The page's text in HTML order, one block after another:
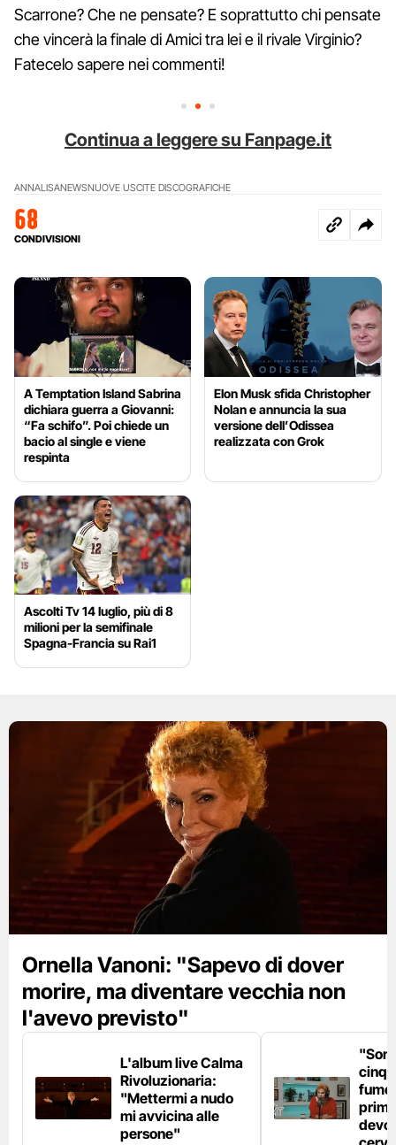
Scarrone? Che ne pensate? E soprattutto chi pensate
che vincerà la finale di Amici tra lei e il rivale Virginio?
Fatecelo sapere nei commenti!
Continua a leggere su Fanpage.it
ANNALISANEWSNUOVE USCITE DISCOGRAFICHE
68
CONDIVISIONI
A Temptation Island Sabrina
dichiara guerra a Giovanni:
“Fa schifo”. Poi chiede un
bacio al single e viene
respinta
Elon Musk sfida Christopher
Nolan e annuncia la sua
versione dell’Odissea
realizzata con Grok
Ascolti Tv 14 luglio, più di 8
milioni per la semifinale
Spagna-Francia su Rai1
Ornella Vanoni: "Sapevo di dover
morire, ma diventare vecchia non
l'avevo previsto"
L'album live Calma
Rivoluzionaria:
"Mettermi a nudo
mi avvicina alle
persone"
fumo
devo